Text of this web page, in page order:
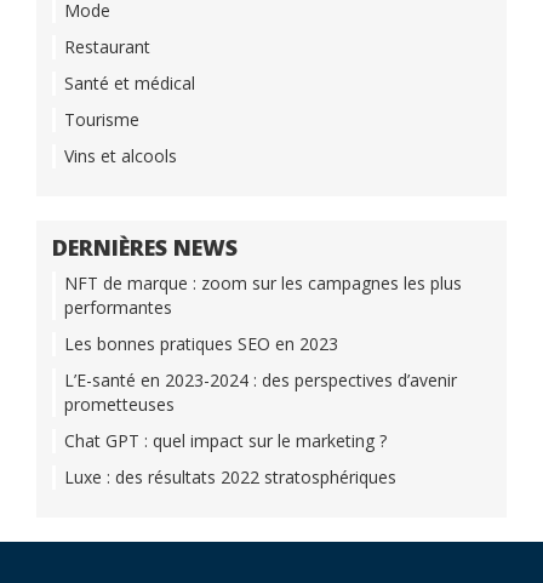
Mode
Restaurant
Santé et médical
Tourisme
Vins et alcools
DERNIÈRES NEWS
NFT de marque : zoom sur les campagnes les plus
performantes
Les bonnes pratiques SEO en 2023
L’E-santé en 2023-2024 : des perspectives d’avenir
prometteuses
Chat GPT : quel impact sur le marketing ?
Luxe : des résultats 2022 stratosphériques